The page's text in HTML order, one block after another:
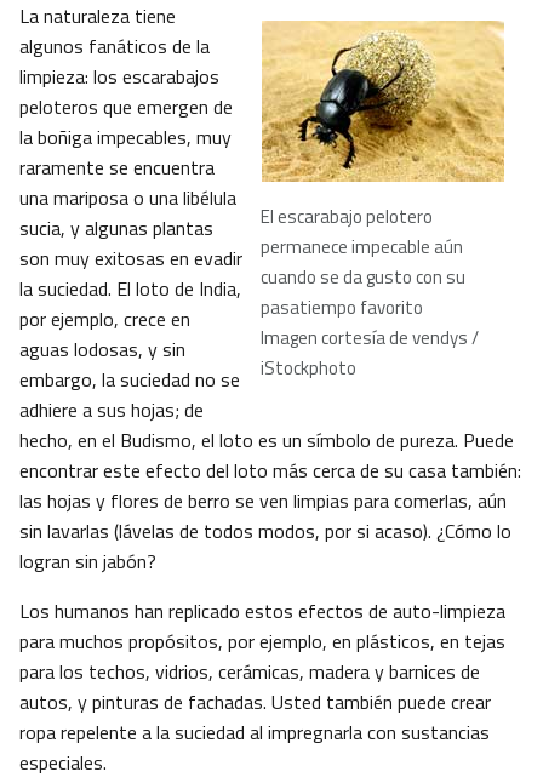
El escarabajo pelotero
permanece impecable aún
cuando se da gusto con su
pasatiempo favorito
Imagen cortesía de vendys /
iStockphoto
La naturaleza tiene
algunos fanáticos de la
limpieza: los escarabajos
peloteros que emergen de
la boñiga impecables, muy
raramente se encuentra
una mariposa o una libélula
sucia, y algunas plantas
son muy exitosas en evadir
la suciedad. El loto de India,
por ejemplo, crece en
aguas lodosas, y sin
embargo, la suciedad no se
adhiere a sus hojas; de
hecho, en el Budismo, el loto es un símbolo de pureza. Puede
encontrar este efecto del loto más cerca de su casa también:
las hojas y flores de berro se ven limpias para comerlas, aún
sin lavarlas (lávelas de todos modos, por si acaso). ¿Cómo lo
logran sin jabón?
Los humanos han replicado estos efectos de auto-limpieza
para muchos propósitos, por ejemplo, en plásticos, en tejas
para los techos, vidrios, cerámicas, madera y barnices de
autos, y pinturas de fachadas. Usted también puede crear
ropa repelente a la suciedad al impregnarla con sustancias
especiales.